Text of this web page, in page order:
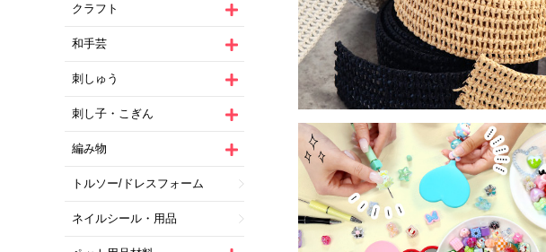
クラフト
和手芸
刺しゅう
刺し子・こぎん
編み物
トルソー/ドレスフォーム
ネイルシール・用品